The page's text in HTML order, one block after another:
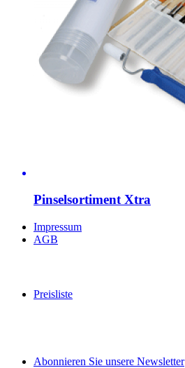
Pinselsortiment Xtra
Impressum
AGB
Preisliste
Abonnieren Sie unsere Newsletter